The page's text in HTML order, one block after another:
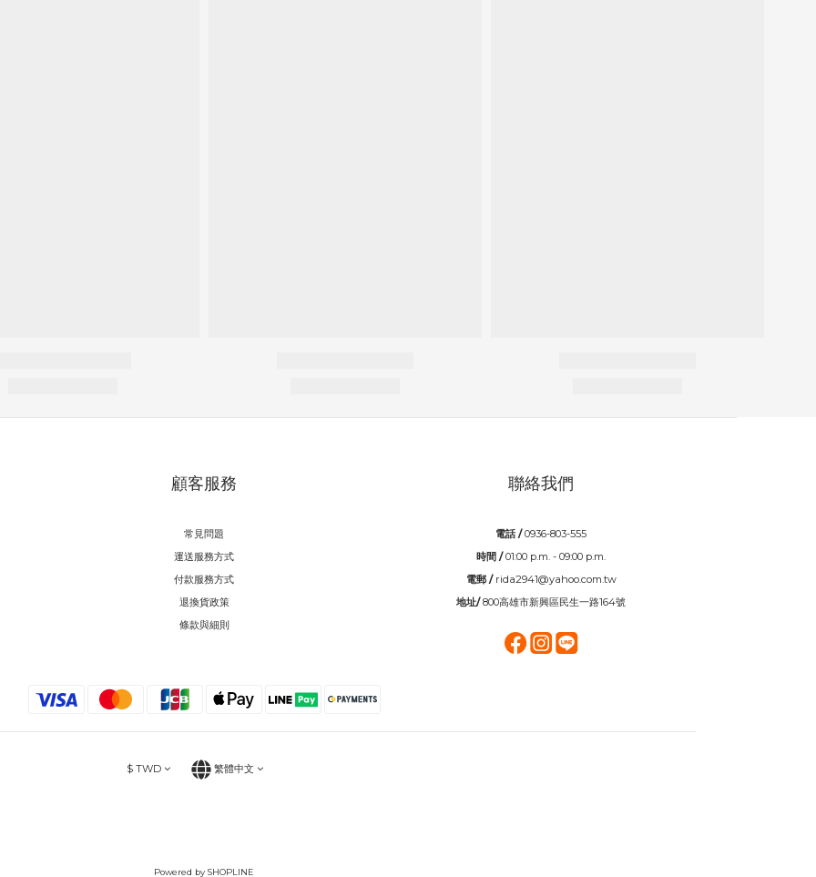
顧客服務
常見問題
運送服務方式
付款服務方式
退換貨政策
條款與細則
聯絡我們
電話 /0936-803-555
時間 /01:00 p.m. - 09:00 p.m.
電郵 / rida2941@yahoo.com.tw
地址/800高雄市新興區民生一路164號
$ TWD 繁體中文
Powered by SHOPLINE